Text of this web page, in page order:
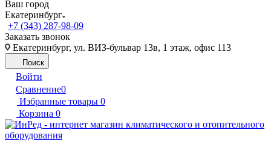
Ваш город
Екатеринбург
+7 (343) 287-98-09
Заказать звонок
Екатеринбург, ул. ВИЗ-бульвар 13в, 1 этаж, офис 113
Поиск
Войти
Сравнение0
Избранные товары 0
Корзина 0